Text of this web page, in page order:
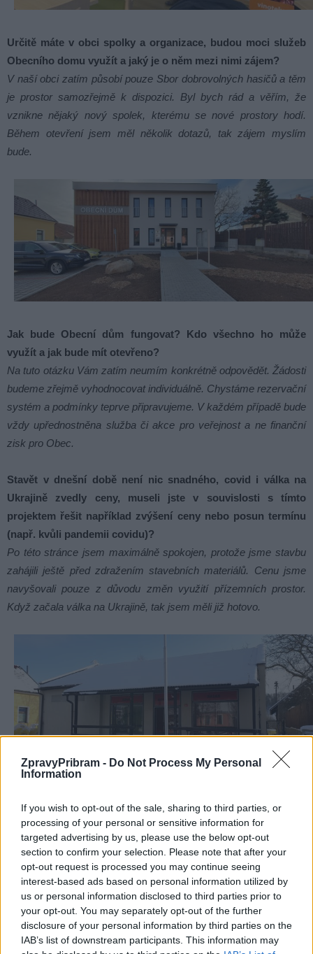
ZpravyPribram - Do Not Process My Personal
Information
If you wish to opt-out of the sale, sharing to third parties, or
processing of your personal or sensitive information for
targeted advertising by us, please use the below opt-out
section to confirm your selection. Please note that after your
opt-out request is processed you may continue seeing
interest-based ads based on personal information utilized by
us or personal information disclosed to third parties prior to
your opt-out. You may separately opt-out of the further
disclosure of your personal information by third parties on the
IAB’s list of downstream participants. This information may
Určitě máte v obci spolky a organizace, budou moci služeb
Obecního domu využít a jaký je o něm mezi nimi zájem?
V naší obci zatím působí pouze Sbor dobrovolných hasičů a těm
je prostor samozřejmě k dispozici. Byl bych rád a věřím, že
vznikne nějaký nový spolek, kterému se nové prostory hodí.
Během otevření jsem měl několik dotazů, tak zájem myslím
bude.
Jak bude Obecní dům fungovat? Kdo všechno ho může
využít a jak bude mít otevřeno?
Na tuto otázku Vám zatím neumím konkrétně odpovědět. Žádosti
budeme zřejmě vyhodnocovat individuálně. Chystáme rezervační
systém a podmínky teprve připravujeme. V každém případě bude
vždy upřednostněna služba či akce pro veřejnost a ne finanční
zisk pro Obec.
Stavět v dnešní době není nic snadného, covid i válka na
Ukrajině zvedly ceny, museli jste v souvislosti s tímto
projektem řešit například zvýšení ceny nebo posun termínu
(např. kvůli pandemii covidu)?
Po této stránce jsem maximálně spokojen, protože jsme stavbu
zahájili ještě před zdražením stavebních materiálů. Cenu jsme
navyšovali pouze z důvodu změn využití přízemních prostor.
Když začala válka na Ukrajině, tak jsem měli již hotovo.
Na jakou částku vybudování Obecního domu vyšlo?
Cena včetně vybavení vyšla na 9 milionů korun a celé náklady
byly hrazeny z naspořených finančních prostředků obce.
Slavnostní otevření je za Vámi, jakou první oficiální akci
Obecní dům bude hostit v nejbližší době?
Ano, slavnostní otevření proběhlo v pátek za vysoké účasti
občanů obce a několika pozvaných hostů. Jedním z nich byl